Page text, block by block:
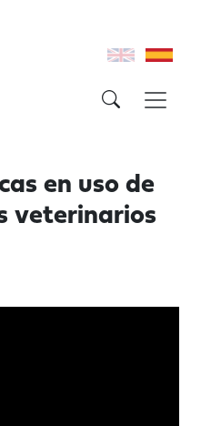
en uso de
veterinarios